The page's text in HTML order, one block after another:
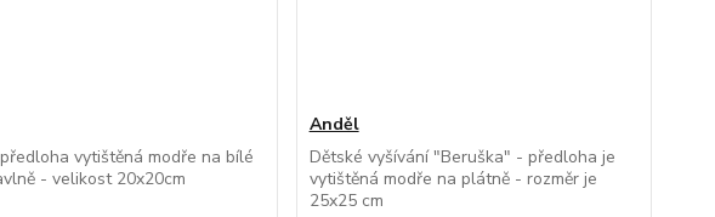
vytištěná modře na bílé
- velikost 20x20cm
Anděl
Dětské vyšívání "Beruška" - předloha je
vytištěná modře na plátně - rozměr je
25x25 cm